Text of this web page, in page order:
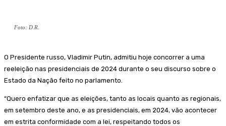
Foto: D.R.
O Presidente russo, Vladimir Putin, admitiu hoje concorrer a uma
reeleição nas presidenciais de 2024 durante o seu discurso sobre o
Estado da Nação feito no parlamento.
“Quero enfatizar que as eleições, tanto as locais quanto as regionais,
em setembro deste ano, e as presidenciais, em 2024, vão acontecer
em estrita conformidade com a lei, respeitando todos os